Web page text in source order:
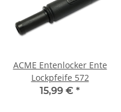
ACME Entenlocker Ente
Lockpfeife 572
15,99 € *